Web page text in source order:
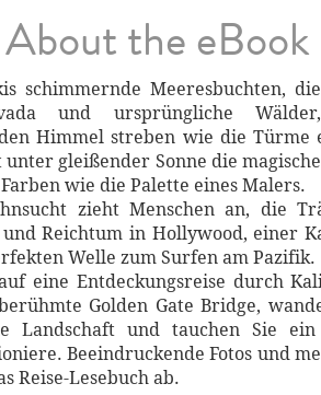
About the eBook
schimmernde Meeresbuchten,
und ursprüngliche
Himmel streben wie die Türme
gleißender Sonne die
wie die Palette eines Malers.
zieht Menschen an, die
und Reichtum in Hollywood, einer
Welle zum Surfen am Pazifik.
eine Entdeckungsreise durch
Golden Gate Bridge,
Landschaft und tauchen Sie
Beeindruckende Fotos und
Reise-Lesebuch ab.